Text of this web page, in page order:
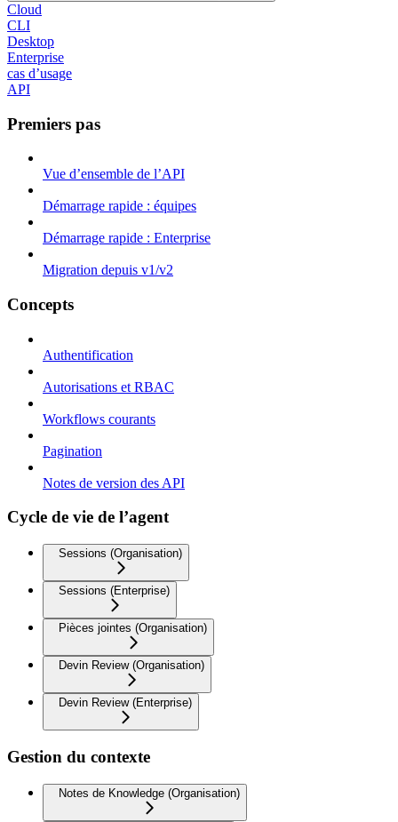
Cloud
CLI
Desktop
Enterprise
cas d’usage
API
Premiers pas
Vue d’ensemble de l’API
Démarrage rapide : équipes
Démarrage rapide : Enterprise
Migration depuis v1/v2
Concepts
Authentification
Autorisations et RBAC
Workflows courants
Pagination
Notes de version des API
Cycle de vie de l’agent
Sessions (Organisation)
Sessions (Enterprise)
Pièces jointes (Organisation)
Devin Review (Organisation)
Devin Review (Enterprise)
Gestion du contexte
Notes de Knowledge (Organisation)